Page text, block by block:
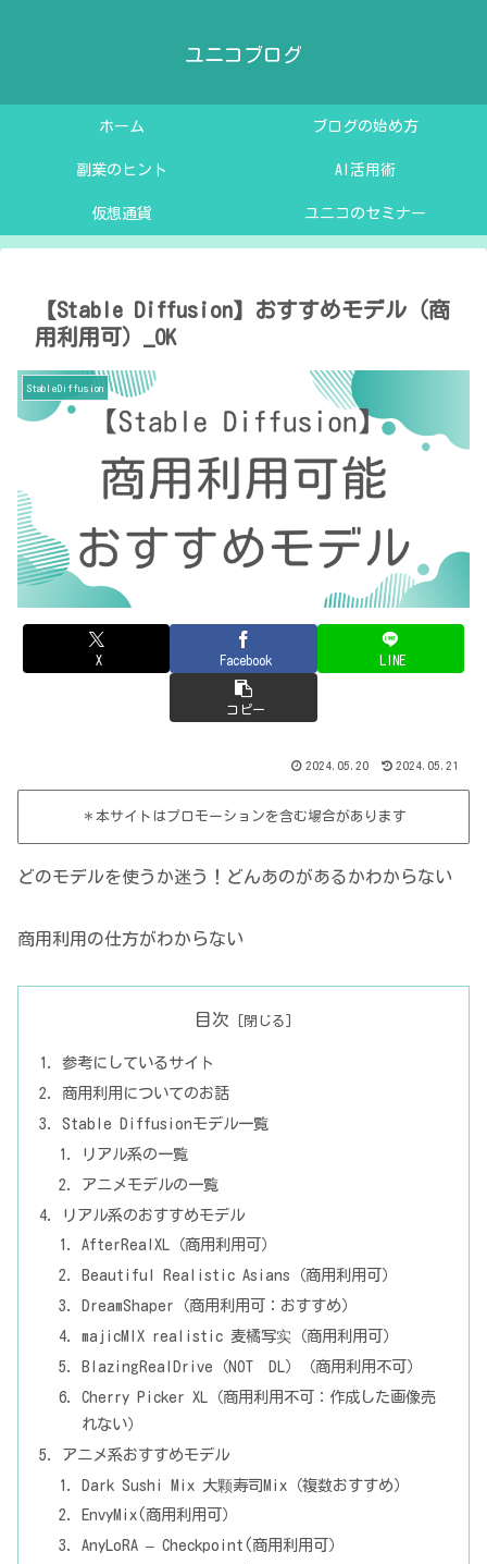
ユニコブログ
ホーム ブログの始め方
副業のヒント AI活用術
仮想通貨 ユニコのセミナー
【Stable Diffusion】おすすめモデル（商
用利用可）_OK
StableDiffusion
X Facebook LINE
コピー
2024.05.20 2024.05.21
＊本サイトはプロモーションを含む場合があります
どのモデルを使うか迷う！どんあのがあるかわからない
商用利用の仕方がわからない
目次
参考にしているサイト
商用利用についてのお話
Stable Diffusionモデル一覧
リアル系の一覧
アニメモデルの一覧
リアル系のおすすめモデル
AfterRealXL（商用利用可）
Beautiful Realistic Asians（商用利用可）
DreamShaper（商用利用可：おすすめ）
majicMIX realistic 麦橘写实（商用利用可）
BlazingRealDrive（NOT DL）（商用利用不可）
Cherry Picker XL（商用利用不可：作成した画像売
れない）
アニメ系おすすめモデル
Dark Sushi Mix 大颗寿司Mix（複数おすすめ）
EnvyMix(商用利用可）
AnyLoRA – Checkpoint(商用利用可）